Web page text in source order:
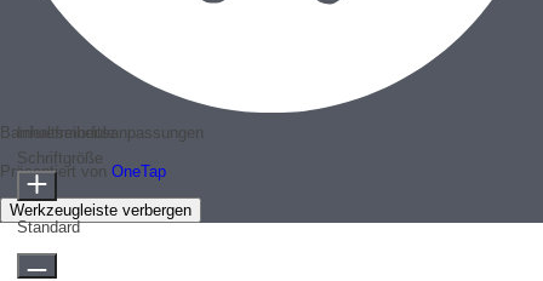
Barrierefreiheitsanpassungen
Präsentiert von OneTap
Werkzeugleiste verbergen
Inhaltsmodule
Schriftgröße
Standard